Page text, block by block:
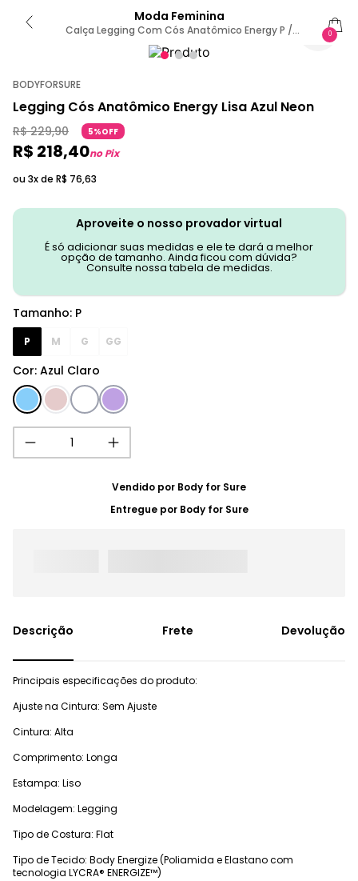
Moda Feminina
Calça Legging Com Cós Anatômico Energy P /
MARINHO
0
BODYFORSURE
Legging Cós Anatômico Energy Lisa Azul Neon
R$ 229,90 5%OFF
R$ 218,40no Pix
ou 3x de R$ 76,63
Aproveite o nosso provador virtual
É só adicionar suas medidas e ele te dará a melhor
opção de tamanho. Ainda ficou com dúvida?
Consulte nossa tabela de medidas.
Cor: Azul Claro
Tamanho: P
P M G GG
Vendido por Body for Sure
Entregue por Body for Sure
Frete Devolução
Principais especificações do produto:
Ajuste na Cintura: Sem Ajuste
Cintura: Alta
Comprimento: Longa
Estampa: Liso
Modelagem: Legging
Tipo de Costura: Flat
Tipo de Tecido: Body Energize (Poliamida e Elastano com
tecnologia LYCRA® ENERGIZE™)